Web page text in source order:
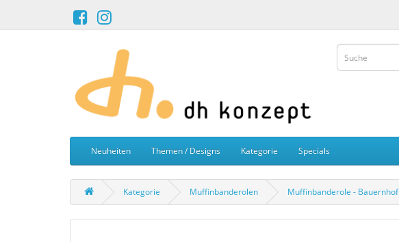
Neuheiten Themen / Designs Kategorie Specials
Kategorie Muffinbanderolen Muffinbanderole - Bauernhof